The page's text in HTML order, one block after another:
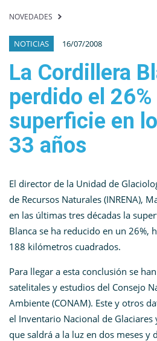
NOVEDADES
NOTICIAS 16/07/2008
La Cordillera
perdido el 26%
superficie en
33 años
El director de la Unidad de
de Recursos Naturales (INRENA),
en las últimas tres décadas la
Blanca se ha reducido en un 26%,
188 kilómetros cuadrados.
Para llegar a esta conclusión se
satelitales y estudios del Consejo
Ambiente (CONAM). Este y otros
el Inventario Nacional de Glaciares
que saldrá a la luz en dos meses y